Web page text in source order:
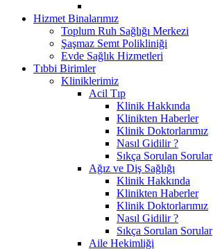
Hizmet Binalarımız
Toplum Ruh Sağlığı Merkezi
Şaşmaz Semt Polikliniği
Evde Sağlık Hizmetleri
Tıbbi Birimler
Kliniklerimiz
Acil Tıp
Klinik Hakkında
Klinikten Haberler
Klinik Doktorlarımız
Nasıl Gidilir ?
Sıkça Sorulan Sorular
Ağız ve Diş Sağlığı
Klinik Hakkında
Klinikten Haberler
Klinik Doktorlarımız
Nasıl Gidilir ?
Sıkça Sorulan Sorular
Aile Hekimliği